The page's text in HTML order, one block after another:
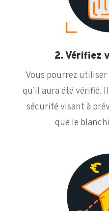
2. Vérifiez
Vous pourrez
qu’il aura été vérifié.
sécurité visant à
que le